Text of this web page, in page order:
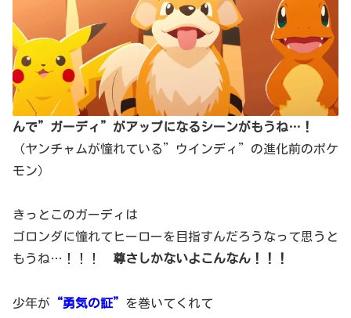
んで”ガーディ”がアップになるシーンがもうね…！
（ヤンチャムが憧れている”ウインディ”の進化前のポケ
モン）
きっとこのガーディは
ゴロンダに憧れてヒーローを目指すんだろうなって思うと
もうね…！！！ 尊さしかないよこんなん！！！
少年が “勇気の証” を巻いてくれて